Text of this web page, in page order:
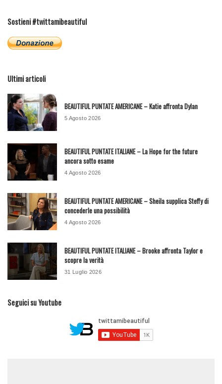
Sostieni #twittamibeautiful
Ultimi articoli
BEAUTIFUL PUNTATE AMERICANE – Katie affronta Dylan
5 Agosto 2026
BEAUTIFUL PUNTATE ITALIANE – La Hope for the future
ancora sotto esame
4 Agosto 2026
BEAUTIFUL PUNTATE AMERICANE – Sheila supplica Steffy di
concederle una possibilità
4 Agosto 2026
BEAUTIFUL PUNTATE ITALIANE – Brooke affronta Taylor e
scopre la verità
31 Luglio 2026
Seguici su Youtube